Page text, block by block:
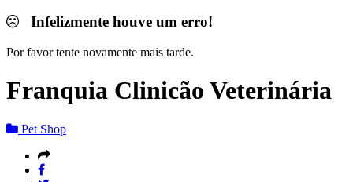
Infelizmente houve um erro!
Por favor tente novamente mais tarde.
Franquia Clinicão Veterinária
Pet Shop